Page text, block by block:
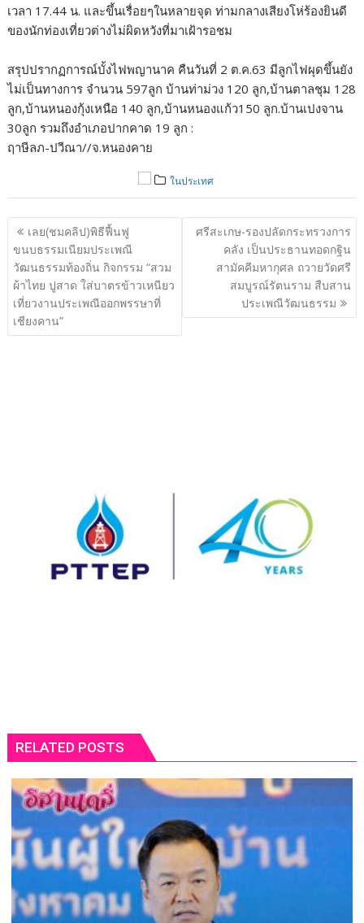
เวลา 17.44 น. และขึ้นเรื่อยๆในหลายจุด ท่ามกลางเสียงโห่ร้องยินดี
ของนักท่องเที่ยวต่างไม่ผิดหวังที่มาเฝ้ารอชม
สรุปปรากฏการณ์บั้งไฟพญานาค คืนวันที่ 2 ต.ค.63 มีลูกไฟผุดขึ้นยัง
ไม่เป็นทางการ จำนวน 597ลูก บ้านท่าม่วง 120 ลูก,บ้านตาลชุม 128
ลูก,บ้านหนองกุ้งเหนือ 140 ลูก,บ้านหนองแก้ว150 ลูก.บ้านเปงจาน
30ลูก รวมถึงอำเภอปากคาด 19 ลูก :
ฤาษีลภ-ปวีณา//จ.หนองคาย
ในประเทศ
แนะแนว
เรื่อง
เลย(ชมคลิป)พิธีฟื้นฟู
ขนบธรรมเนียมประเพณี
วัฒนธรรมท้องถิ่น กิจกรรม “สวม
ผ้าไทย ปูสาด ใส่บาตรข้าวเหนียว
เที่ยวงานประเพณีออกพรรษาที่
เชียงคาน”
ศรีสะเกษ-รองปลัดกระทรวงการ
คลัง เป็นประธานทอดกฐิน
สามัคคีมหากุศล ถวายวัดศรี
สมบูรณ์รัตนราม สืบสาน
ประเพณีวัฒนธรรม
RELATED POSTS